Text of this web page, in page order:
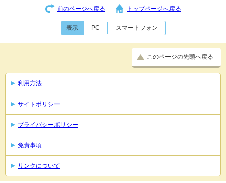
前のページへ戻る トップページへ戻る
表示 PC スマートフォン
このページの先頭へ戻る
利用方法
サイトポリシー
プライバシーポリシー
免責事項
リンクについて